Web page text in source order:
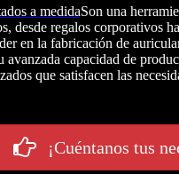
a medidaSon una
desde regalos corporativos
en la fabricación de
avanzada capacidad de
que satisfacen las
¡Cuéntanos tus